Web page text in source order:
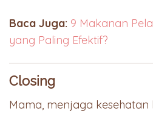
Baca Juga: 9 Makanan
yang Paling Efektif?
Closing
Mama, menjaga kesehatan